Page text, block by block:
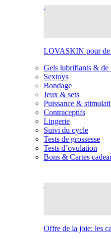
LOVASKIN pour de
Gels lubrifiants & de
Sextoys
Bondage
Jeux & sets
Puissance &
Contraceptifs
Lingerie
Suivi du cycle
Tests de grossesse
Tests d’ovulation
Bons & Cartes
Offre de la joie: les